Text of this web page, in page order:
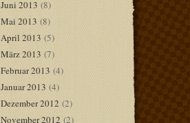
Juni 2013(8)
Mai 2013(8)
April 2013(5)
März 2013(7)
Februar 2013 (4)
Januar 2013 (4)
Dezember 2012(2)
November 2012 (2)